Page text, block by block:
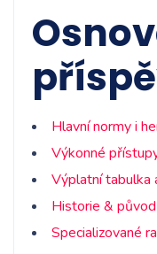
Hlavní normy i
Výkonné
Výplatní tabulka
Historie &
Specializované